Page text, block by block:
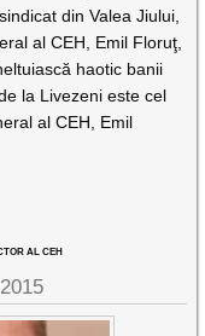
din Valea Jiului,
al CEH, Emil Floruţ,
haotic banii
la Livezeni este cel
al CEH, Emil
AL CEH